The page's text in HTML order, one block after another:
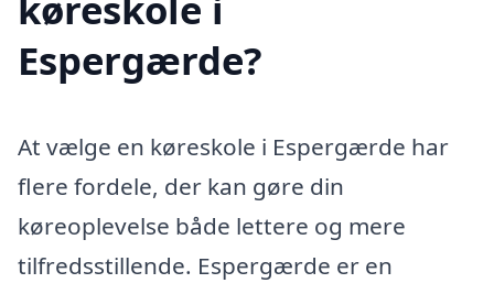
Espergærde?
At vælge en køreskole i Espergærde har
flere fordele, der kan gøre din
køreoplevelse både lettere og mere
tilfredsstillende. Espergærde er en